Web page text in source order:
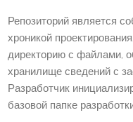
Репозиторий является
хроникой
директорию с файлами,
хранилище сведений с
Разработчик
базовой папке